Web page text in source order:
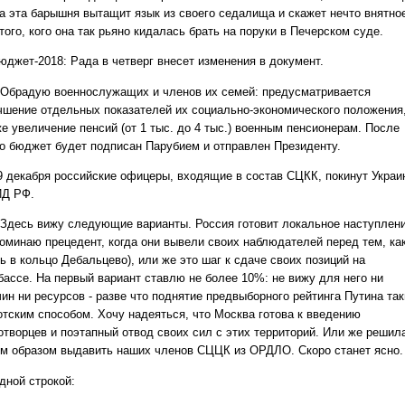
эта барышня вытащит язык из своего седалища и скажет нечто
кого она так рьяно кидалась брать на поруки в Печерском суде.
2018: Рада в четверг внесет изменения в документ.
военнослужащих и членов их семей: предусматривается
отдельных показателей их социально-экономического
увеличение пенсий (от 1 тыс. до 4 тыс.) военным пенсионерам. После
бюджет будет подписан Парубием и отправлен Президенту.
декабря российские офицеры, входящие в состав СЦКК, покинут
РФ.
вижу следующие варианты. Россия готовит локальное
прецедент, когда они вывели своих наблюдателей перед тем,
в кольцо Дебальцево), или же это шаг к сдаче своих позиций на
На первый вариант ставлю не более 10%: не вижу для него ни
ни ресурсов - разве что поднятие предвыборного рейтинга Путина
способом. Хочу надеяться, что Москва готова к введению
и поэтапный отвод своих сил с этих территорий. Или же
образом выдавить наших членов СЦЦК из ОРДЛО. Скоро станет ясно.
строкой: